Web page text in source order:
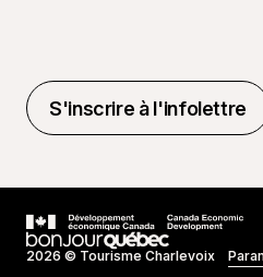
S'inscrire à l'infolettre
S'inscrire à l'infolettre
2026 © Tourisme Charlevoix